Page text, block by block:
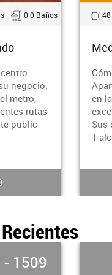
2.0 Baños
ubicado
con
en
60
el